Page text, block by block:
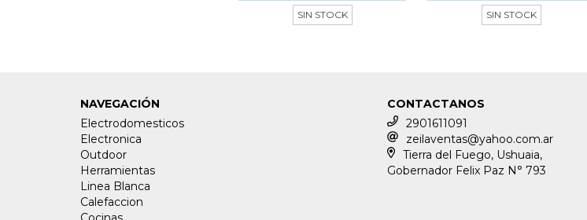
SIN STOCK SIN STOCK
NAVEGACIÓN
Electrodomesticos
Electronica
Outdoor
Herramientas
Linea Blanca
Calefaccion
CONTACTANOS
2901611091
zeilaventas@yahoo.com.ar
Tierra del Fuego, Ushuaia,
Gobernador Felix Paz N° 793